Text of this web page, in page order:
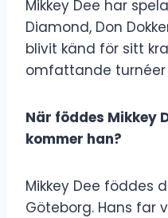
Mikkey Dee har
Diamond, Don
blivit känd för sitt
omfattande turnéer
När föddes Mikkey
kommer han?
Mikkey Dee föddes
Göteborg. Hans far